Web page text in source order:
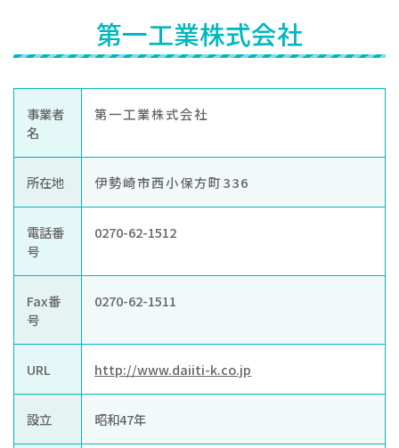
緊急通報システムについて
賃貸店舗・事務所
ぐんま住まいの
相談センター
現在お住まい
の方へ
公社に
ついて
採用
入札
第一工業株式会社
事業者
名
第一工業株式会社
所在地 伊勢崎市西小保方町336
電話番
号
0270-62-1512
Fax番
号
0270-62-1511
URL http://www.daiiti-k.co.jp
設立 昭和47年